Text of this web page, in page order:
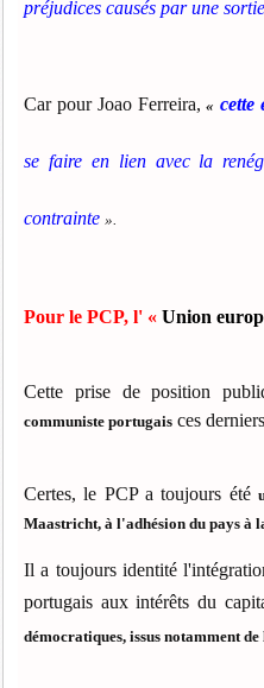
préjudices causés par une
Car pour Joao Ferreira,« cette
se faire en lien avec la
contrainte ».
Pour le PCP, l' « Union
Cette prise de position
communiste portugais ces
Certes, le PCP a toujours été
Maastricht, à l'adhésion du pays à
Il a toujours identité
portugais aux intérêts du
démocratiques, issus notamment